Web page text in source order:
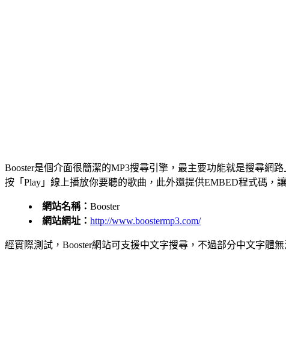
Booster是個介面很簡潔的MP3搜尋引擎，最主要功能就是搜尋網
按「Play」線上播放你要聽的歌曲，此外還提供EMBED程式碼，
網站名稱： Booster
網站網址： http://www.boostermp3.com/
經實際測試，Booster網站可支援中文字搜尋，不過部分中文字體